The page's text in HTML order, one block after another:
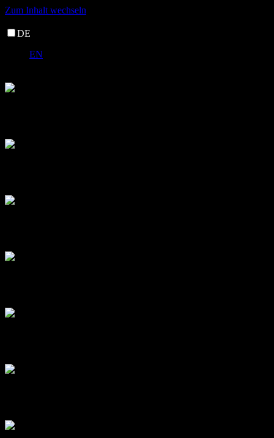
Zum Inhalt wechseln
DE
EN